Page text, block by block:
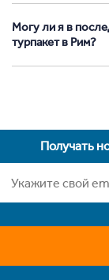
Могу ли я в
турпакет в Рим?
Получать